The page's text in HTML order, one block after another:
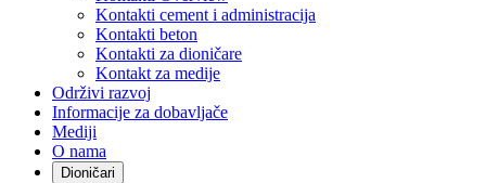
Kontakti cement i administracija
Kontakti beton
Kontakti za dioničare
Kontakt za medije
Održivi razvoj
Informacije za dobavljače
Mediji
O nama
Dioničari